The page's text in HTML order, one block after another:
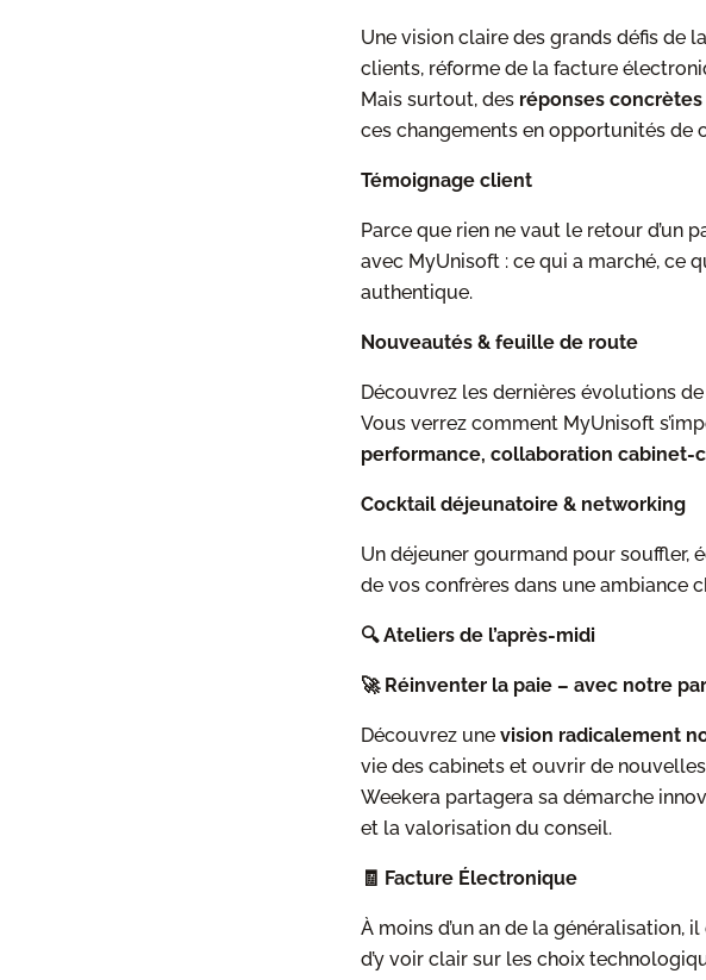
Une vision claire des grands défis de
clients, réforme de la facture
Mais surtout, des réponses concrètes
ces changements en opportunités de
Témoignage client
Parce que rien ne vaut le retour d’un
avec MyUnisoft : ce qui a marché, ce
authentique.
Nouveautés & feuille de route
Découvrez les dernières évolutions
Vous verrez comment MyUnisoft
performance, collaboration cabinet-
Cocktail déjeunatoire & networking
Un déjeuner gourmand pour souffler,
de vos confrères dans une ambiance
🔍 Ateliers de l’après-midi
🚀 Réinventer la paie – avec notre
Découvrez une vision radicalement
vie des cabinets et ouvrir de
Weekera partagera sa démarche
et la valorisation du conseil.
🧾 Facture Électronique
À moins d’un an de la généralisation,
d’y voir clair sur les choix